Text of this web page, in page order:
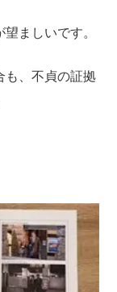
ましいです。
も、不貞の証拠